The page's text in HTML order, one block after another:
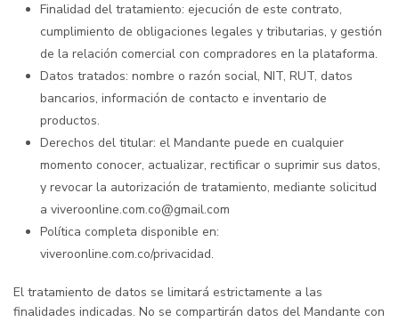
Finalidad del tratamiento: ejecución de este contrato,
cumplimiento de obligaciones legales y tributarias, y gestión
de la relación comercial con compradores en la plataforma.
Datos tratados: nombre o razón social, NIT, RUT, datos
bancarios, información de contacto e inventario de
productos.
Derechos del titular: el Mandante puede en cualquier
momento conocer, actualizar, rectificar o suprimir sus datos,
y revocar la autorización de tratamiento, mediante solicitud
a viveroonline.com.co@gmail.com
Política completa disponible en:
viveroonline.com.co/privacidad.
El tratamiento de datos se limitará estrictamente a las
finalidades indicadas. No se compartirán datos del Mandante con